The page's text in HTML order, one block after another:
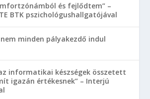
és fejlődtem” –
BTK pszichológushallgatójával
minden pályakezdő indul
informatikai készségek összetett
igazán értékesnek” – Interjú